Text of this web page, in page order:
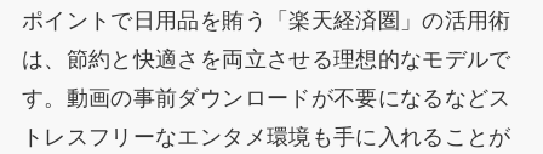
ポイントで日用品を賄う「楽天経済圏」の活用術
は、節約と快適さを両立させる理想的なモデルで
す。動画の事前ダウンロードが不要になるなどス
トレスフリーなエンタメ環境も手に入れることが